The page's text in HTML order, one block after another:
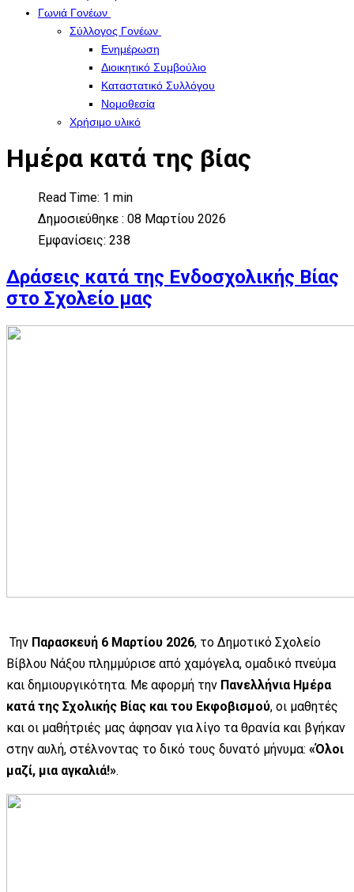
Γωνιά Γονέων
Σύλλογος Γονέων
Ενημέρωση
Διοικητικό Συμβούλιο
Καταστατικό Συλλόγου
Νομοθεσία
Χρήσιμο υλικό
Ημέρα κατά της βίας
Read Time: 1 min
Δημοσιεύθηκε : 08 Μαρτίου 2026
Εμφανίσεις: 238
Δράσεις κατά της Ενδοσχολικής Βίας
στο Σχολείο μας
Την Παρασκευή 6 Μαρτίου 2026, το Δημοτικό Σχολείο
Βίβλου Νάξου πλημμύρισε από χαμόγελα, ομαδικό πνεύμα
και δημιουργικότητα. Με αφορμή την Πανελλήνια Ημέρα
κατά της Σχολικής Βίας και του Εκφοβισμού, οι μαθητές
και οι μαθήτριές μας άφησαν για λίγο τα θρανία και βγήκαν
στην αυλή, στέλνοντας το δικό τους δυνατό μήνυμα: «Όλοι
μαζί, μια αγκαλιά!».